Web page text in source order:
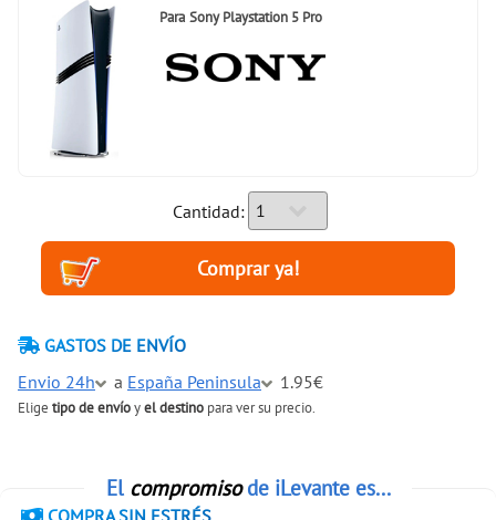
Para Sony Playstation 5 Pro
Cantidad:
GASTOS DE ENVÍO
Envio 24h
a España Peninsula 1.95€
Elige tipo de envíoyel destino para ver su precio.
El compromisode iLevante es...